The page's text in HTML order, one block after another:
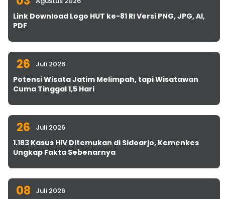
Link Download Logo HUT ke-81 RI Versi PNG, JPG, AI,
PDF
26 Juli 2026
Potensi Wisata Jatim Melimpah, tapi Wisatawan
Cuma Tinggal 1,5 Hari
26 Juli 2026
1.183 Kasus HIV Ditemukan di Sidoarjo, Kemenkes
Ungkap Fakta Sebenarnya
08 Juli 2026